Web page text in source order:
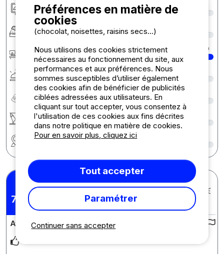
Hébergement/Emplacement
Confort
Accueil 10
Services
Rapport qualité/prix
Activités / Animations
Région
7,33
Helene F.
Posté le 10/07/2026
Séjour : 06/07/2026 -
Avis sur le camping :
Continuer sans accepter
Préférences en matière de
cookies
(chocolat, noisettes, raisins secs...)
Nous utilisons des cookies strictement
nécessaires au fonctionnement du site, aux
performances et aux préférences. Nous
sommes susceptibles d’utiliser également
des cookies afin de bénéficier de publicités
ciblées adressées aux utilisateurs. En
cliquant sur tout accepter, vous consentez à
l'utilisation de ces cookies aux fins décrites
dans notre politique en matière de cookies.
Pour en savoir plus, cliquez ici
Tout accepter
Paramétrer